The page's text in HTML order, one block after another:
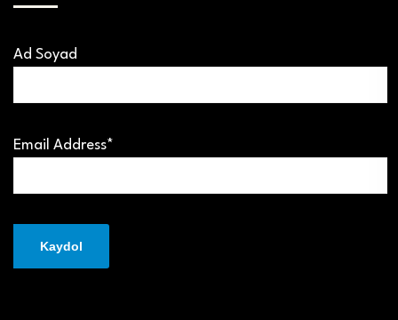
Ad Soyad
Email Address*